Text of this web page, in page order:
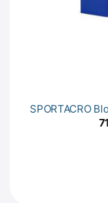
SPORTACRO